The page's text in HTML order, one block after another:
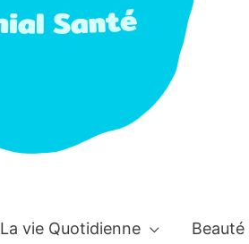
La vie Quotidienne Beauté